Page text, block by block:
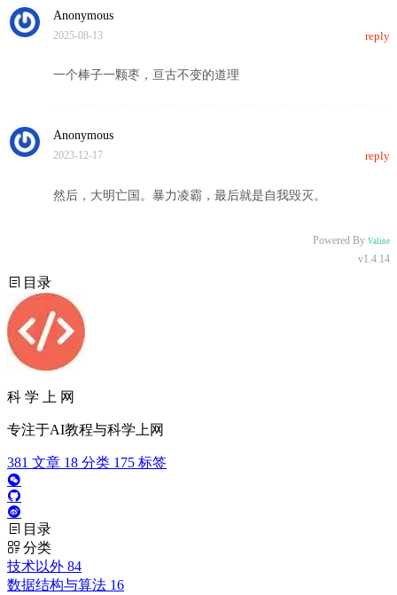
Anonymous
2025-08-13 reply
一个棒子一颗枣，亘古不变的道理
Anonymous
2023-12-17 reply
然后，大明亡国。暴力凌霸，最后就是自我毁灭。
Powered By Valine
v1.4.14
目录
科 学 上 网
专注于AI教程与科学上网
381 文章 18 分类 175 标签
目录
分类
技术以外 84
数据结构与算法 16